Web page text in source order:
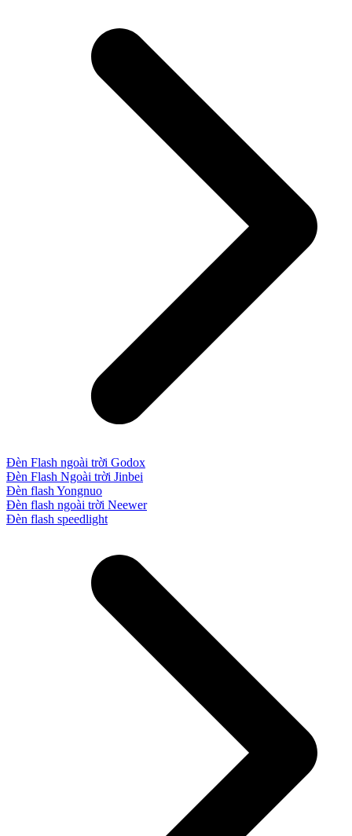
Đèn Flash ngoài trời Godox
Đèn Flash Ngoài trời Jinbei
Đèn flash Yongnuo
Đèn flash ngoài trời Neewer
Đèn flash speedlight